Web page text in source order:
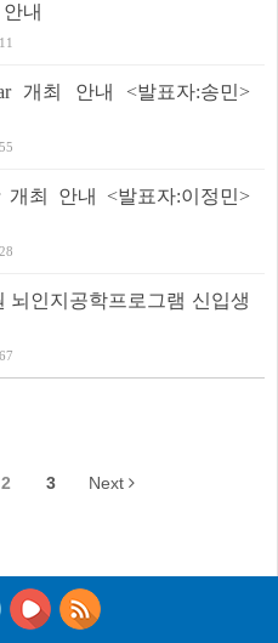
내
개최 안내 <발표자:송민>
개최 안내 <발표자:이정민>
뇌인지공학프로그램 신입생
2 3 Next